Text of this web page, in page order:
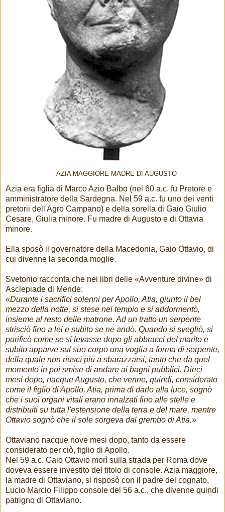
AZIA MAGGIORE MADRE DI AUGUSTO
Azia era figlia di Marco Azio Balbo (nel 60 a.c. fu Pretore e
amministratore della Sardegna. Nel 59 a.c. fu uno dei venti
pretorii dell'Agro Campano) e della sorella di Gaio Giulio
Cesare, Giulia minore. Fu madre di Augusto e di Ottavia
minore.
Ella sposò il governatore della Macedonia, Gaio Ottavio, di
cui divenne la seconda moglie.
Svetonio racconta che nei libri delle «Avventure divine» di
Asclepiade di Mende:
«Durante i sacrifici solenni per Apollo, Atia, giunto il bel
mezzo della notte, si stese nel tempio e si addormentò,
insieme al resto delle matrone. Ad un tratto un serpente
strisciò fino a lei e subito se ne andò. Quando si svegliò, si
purificò come se si levasse dopo gli abbracci del marito e
subito apparve sul suo corpo una voglia a forma di serpente,
della quale non riuscì più a sbarazzarsi, tanto che da quel
momento in poi smise di andare ai bagni pubblici. Dieci
mesi dopo, nacque Augusto, che venne, quindi, considerato
come il figlio di Apollo. Atia, prima di darlo alla luce, sognò
che i suoi organi vitali erano innalzati fino alle stelle e
distribuiti su tutta l'estensione della terra e del mare, mentre
Ottavio sognò che il sole sorgeva dal grembo di Atia.»
Ottaviano nacque nove mesi dopo, tanto da essere
considerato per ciò, figlio di Apollo.
Nel 59 a.c. Gaio Ottavio morì sulla strada per Roma dove
doveva essere investito del titolo di console. Azia maggiore,
la madre di Ottaviano, si risposò con il padre del cognato,
Lucio Marcio Filippo console del 56 a.c., che divenne quindi
patrigno di Ottaviano.